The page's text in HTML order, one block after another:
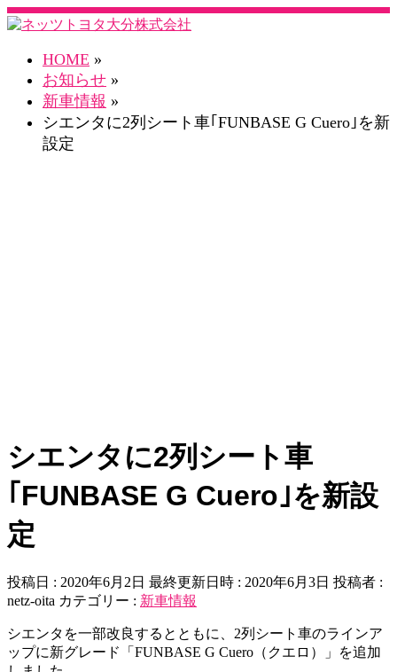
HOME »
お知らせ »
新車情報 »
シエンタに2列シート車｢FUNBASE G Cuero｣を新
設定
シエンタに2列シート車
｢FUNBASE G Cuero｣を新設
定
投稿日 : 2020年6月2日 最終更新日時 : 2020年6月3日 投稿者 :
netz-oita カテゴリー : 新車情報
シエンタを一部改良するとともに、2列シート車のラインア
ップに新グレード「FUNBASE G Cuero（クエロ）」を追加